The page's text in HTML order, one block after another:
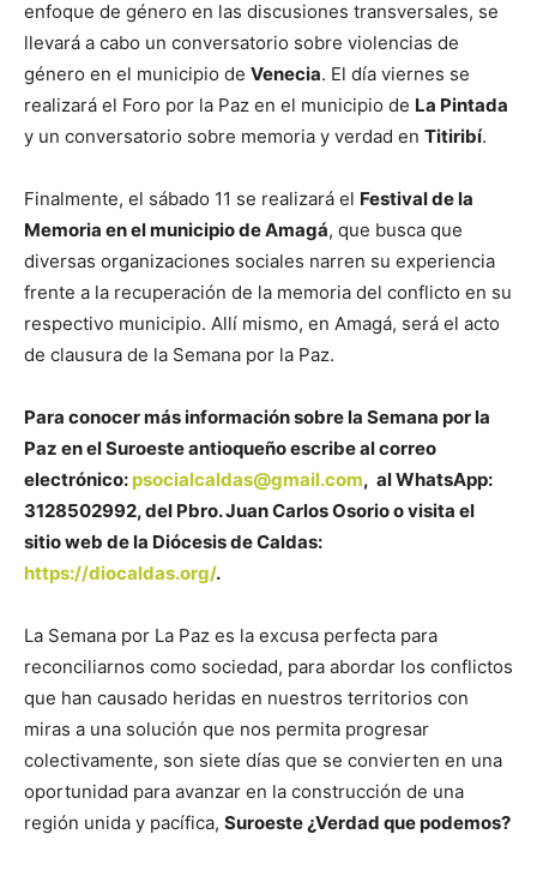
enfoque de género en las discusiones transversales, se
llevará a cabo un conversatorio sobre violencias de
género en el municipio de Venecia. El día viernes se
realizará el Foro por la Paz en el municipio de La Pintada
y un conversatorio sobre memoria y verdad en Titiribí.
Finalmente, el sábado 11 se realizará el Festival de la
Memoria en el municipio de Amagá, que busca que
diversas organizaciones sociales narren su experiencia
frente a la recuperación de la memoria del conflicto en su
respectivo municipio. Allí mismo, en Amagá, será el acto
de clausura de la Semana por la Paz.
Para conocer más información sobre la Semana por la
Paz en el Suroeste antioqueño escribe al correo
electrónico: psocialcaldas@gmail.com, al WhatsApp:
3128502992, del Pbro. Juan Carlos Osorio o visita el
sitio web de la Diócesis de Caldas:
https://diocaldas.org/.
La Semana por La Paz es la excusa perfecta para
reconciliarnos como sociedad, para abordar los conflictos
que han causado heridas en nuestros territorios con
miras a una solución que nos permita progresar
colectivamente, son siete días que se convierten en una
oportunidad para avanzar en la construcción de una
región unida y pacífica, Suroeste ¿Verdad que podemos?